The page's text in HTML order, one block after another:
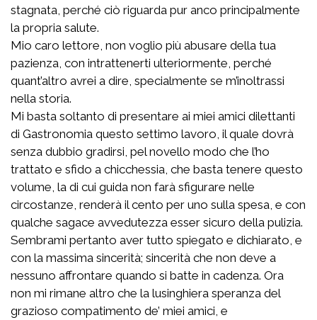
stagnata, perché ciò riguarda pur anco principalmente
la propria salute.
Mio caro lettore, non voglio più abusare della tua
pazienza, con intrattenerti ulteriormente, perché
quant’altro avrei a dire, specialmente se m’inoltrassi
nella storia.
Mi basta soltanto di presentare ai miei amici dilettanti
di Gastronomia questo settimo lavoro, il quale dovrà
senza dubbio gradirsi, pel novello modo che l’ho
trattato e sfido a chicchessia, che basta tenere questo
volume, la di cui guida non farà sfigurare nelle
circostanze, renderà il cento per uno sulla spesa, e con
qualche sagace avvedutezza esser sicuro della pulizia.
Sembrami pertanto aver tutto spiegato e dichiarato, e
con la massima sincerità; sincerità che non deve a
nessuno affrontare quando si batte in cadenza. Ora
non mi rimane altro che la lusinghiera speranza del
grazioso compatimento de’ miei amici, e